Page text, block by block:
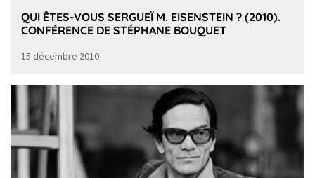
QUI ÊTES-VOUS SERGUEÏ M. EISENSTEIN ? (2010).
CONFÉRENCE DE STÉPHANE BOUQUET
15 décembre 2010